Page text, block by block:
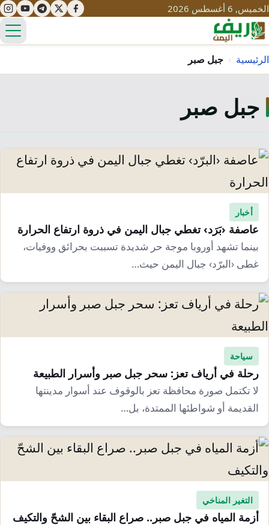
الخميس, 6 أغسطس 2026
تعليم
مياه
قصص نجاح
مبادرات
سياحة
تراث
ثقافة
التغير المناخي
محميات
تحديات
حلول
إرشاد زراعي
نساء
معيشة
قصة
انفوجرافيك
قصص رقمية
تقارير صور
فيديو
الرئيسية › جبل صبر
جبل صبر
أخبار
عاصفة ‹بَرَد› تغطي جبال اليمن في ذروة ارتفاع الحرارة
بينما تشهد أوروبا موجة حر شديدة تسببت بحرائق ووفيات،
غطى ‹البرّد› جبال اليمن حيث…
سياحة
رحلة في أرياف تعز: سحر جبل صبر وأسرار الطبيعة
لا تكتمل صورة محافظة تعز بالوقوف عند أسوار مدينتها
القديمة أو شواطئها الممتدة، بل…
التغير المناخي
أزمة المياه في جبل صبر.. صراع البقاء بين الشحّ والتكيف